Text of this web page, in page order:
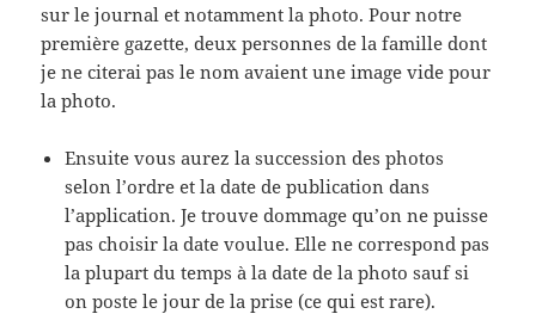
sur le journal et notamment la photo. Pour notre
première gazette, deux personnes de la famille dont
je ne citerai pas le nom avaient une image vide pour
la photo.
Ensuite vous aurez la succession des photos
selon l’ordre et la date de publication dans
l’application. Je trouve dommage qu’on ne puisse
pas choisir la date voulue. Elle ne correspond pas
la plupart du temps à la date de la photo sauf si
on poste le jour de la prise (ce qui est rare).